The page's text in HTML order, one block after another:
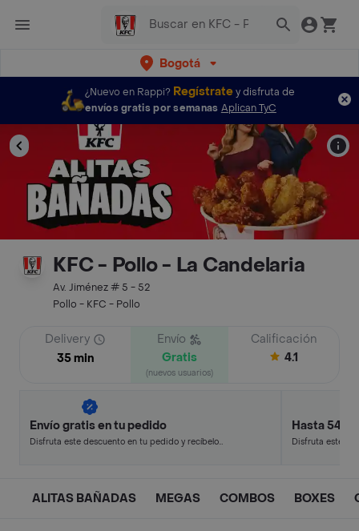
Bogotá
¿Nuevo en Rappi? Regístratey disfruta de
envíos gratis por semanas Aplican TyC
KFC - Pollo - La Candelaria
Av. Jiménez # 5 - 52
Pollo - KFC - Pollo
Delivery
35 min
Envío
Gratis
(nuevos usuarios)
Calificación
4.1
Envío gratis en tu pedido
Disfruta este descuento en tu pedido y recíbelo
Hasta 54%
Disfruta este
ALITAS BAÑADAS MEGAS COMBOS BOXES